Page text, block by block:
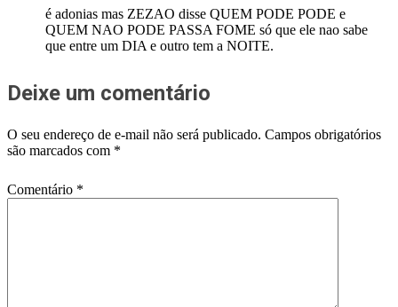
é adonias mas ZEZAO disse QUEM PODE PODE e
QUEM NAO PODE PASSA FOME só que ele nao sabe
que entre um DIA e outro tem a NOITE.
Deixe um comentário
O seu endereço de e-mail não será publicado. Campos obrigatórios
são marcados com *
Comentário *